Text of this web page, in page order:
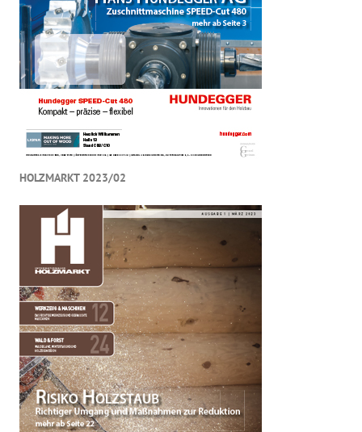
HOLZMARKT 2023/02